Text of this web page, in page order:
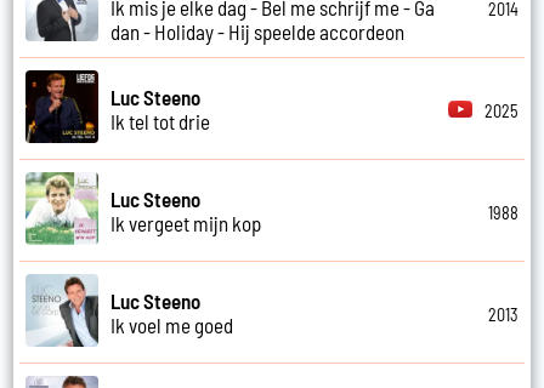
Ik mis je elke dag - Bel me schrijf me - Ga
dan - Holiday - Hij speelde accordeon
2014
Luc Steeno
Ik tel tot drie
2025
Luc Steeno
Ik vergeet mijn kop
1988
Luc Steeno
Ik voel me goed
2013